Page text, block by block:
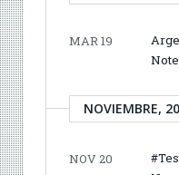
MAR 19
NOVIEMBRE,
NOV 20